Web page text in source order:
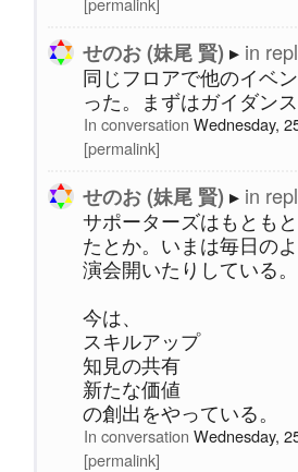
せのお (妹尾 賢)
in
同じフロアで他のイベ
った。まずはガイダン
In conversation Wednesday,
permalink
せのお (妹尾 賢)
in
サポーターズはもとも
たとか。いまは毎日の
演会開いたりしている。
今は、
スキルアップ
知見の共有
新たな価値
の創出をやっている。
In conversation Wednesday,
permalink